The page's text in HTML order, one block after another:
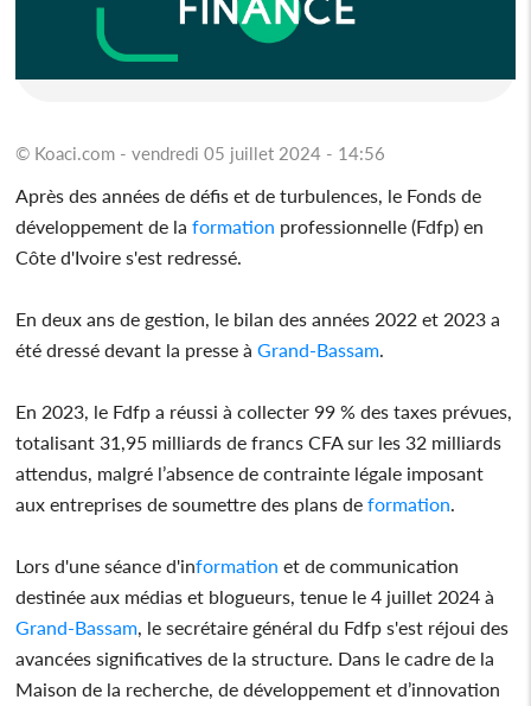
© Koaci.com - vendredi 05 juillet 2024 - 14:56
Après des années de défis et de turbulences, le Fonds de
développement de laformation professionnelle (Fdfp) en
Côte d'Ivoire s'est redressé.
En deux ans de gestion, le bilan des années 2022 et 2023 a
été dressé devant la presse àGrand-Bassam
En 2023, le Fdfp a réussi à collecter 99 % des taxes prévues,
totalisant 31,95 milliards de francs CFA sur les 32 milliards
attendus, malgré l’absence de contrainte légale imposant
aux entreprises de soumettre des plans deformation
Lors d'une séance d'information et de communication
destinée aux médias et blogueurs, tenue le 4 juillet 2024 à
Grand-Bassam , le secrétaire général du Fdfp s'est réjoui des
avancées significatives de la structure. Dans le cadre de la
Maison de la recherche, de développement et d’innovation